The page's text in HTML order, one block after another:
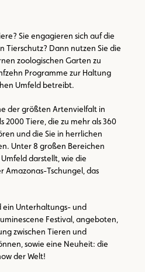
Sie engagieren sich auf die
Tierschutz? Dann nutzen Sie die
zoologischen Garten zu
Programme zur Haltung
Umfeld betreibt.
der größten Artenvielfalt in
2000 Tiere, die zu mehr als 360
und die Sie in herrlichen
Unter 8 großen Bereichen
darstellt, wie die
Amazonas-Tschungel, das
ein Unterhaltungs- und
Festival, angeboten,
zwischen Tieren und
sowie eine Neuheit: die
der Welt!